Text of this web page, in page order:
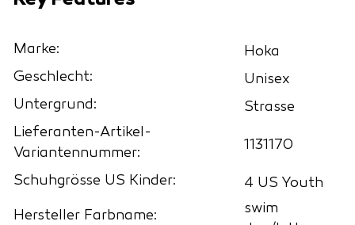
Marke:
Hoka
Geschlecht:
Unisex
Untergrund:
Strasse
Lieferanten-Artikel-
Variantennummer:
1131170
Schuhgrösse US Kinder:
4 US Youth
Hersteller Farbname:
swim